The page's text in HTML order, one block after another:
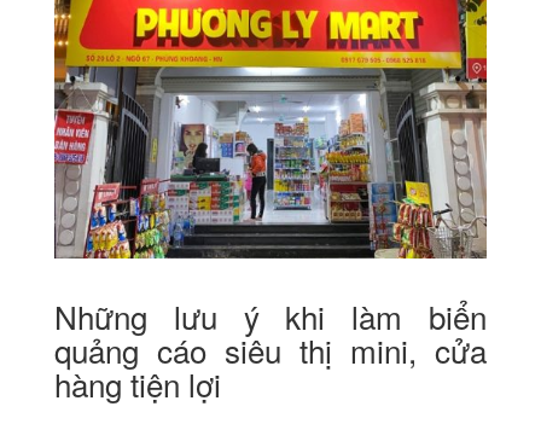
Những lưu ý khi làm biển
quảng cáo siêu thị mini, cửa
hàng tiện lợi